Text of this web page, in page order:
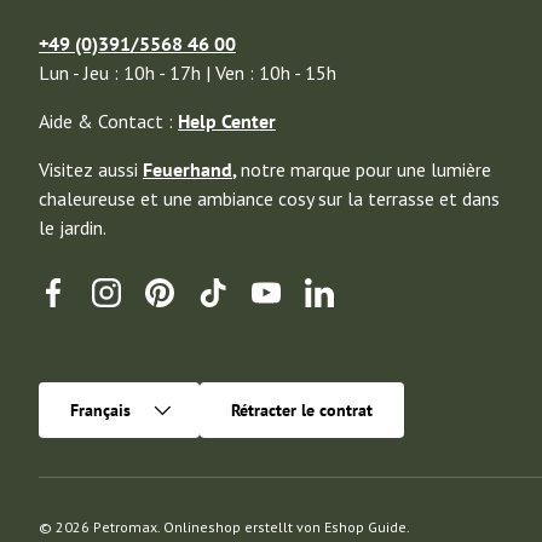
+49 (0)391/5568 46 00
Lun - Jeu : 10h - 17h | Ven : 10h - 15h
Aide & Contact : Help Center
Visitez aussi Feuerhand,notre marque pour une lumière
chaleureuse et une ambiance cosy sur la terrasse et dans
le jardin.
FacebookInstagramPinterestTikTokYouTubeLinkedin
Français Rétracter le contrat
© 2026 Petromax. Onlineshop erstellt von Eshop Guide.